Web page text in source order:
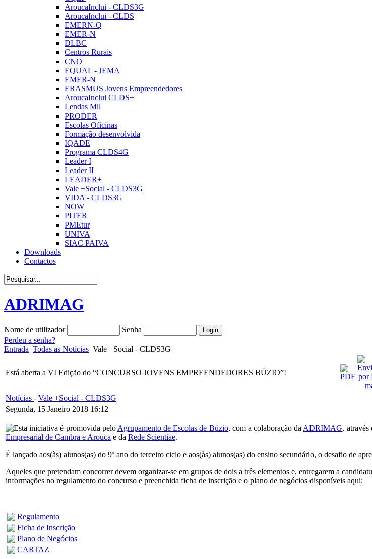
AroucaInclui - CLDS3G
AroucaInclui - CLDS
EMERN-Q
EMER-N
DLBC
Centros Rurais
CNO
EQUAL - JEMA
EMER-N
ERASMUS Jovens Empreendedores
AroucaInclui CLDS+
Lendas Mil
PRODER
Escolas Oficinas
Formação desenvolvida
IQADE
Programa CLDS4G
Leader I
Leader II
LEADER+
Vale +Social - CLDS3G
VIDA - CLDS3G
NOW
PITER
PMEtur
UNIVA
SIAC PAIVA
Downloads
Contactos
ADRIMAG
Nome de utilizador
Senha
Perdeu a senha?
Entrada Todas as Notícias Vale +Social - CLDS3G
Está aberta a VI Edição do “CONCURSO JOVENS EMPREENDEDORES BÚZIO”!
Notícias - Vale +Social - CLDS3G
Segunda, 15 Janeiro 2018 16:12
Esta iniciativa é promovida pelo Agrupamento de Escolas de Búzio, com a colaboração da ADRIMAG,
Empresarial de Cambra e Arouca e da Rede Scientiae.
É lançado aos(às) alunos(as) do 9º ano do terceiro ciclo e aos(às) alunos(as) do ensino secundário, o desafio de
Aqueles que pretendam concorrer devem organizar-se em grupos de dois a três elementos e, entregarem a
informações no regulamento do concurso e preenchida ficha de inscrição e o plano de negócios disponíveis aqui:
Regulamento
Ficha de Inscrição
Plano de Negócios
CARTAZ